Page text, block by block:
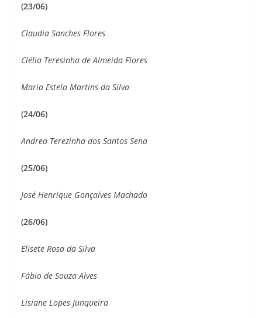
(23/06)
Claudia Sanches Flores
Clélia Teresinha de Almeida Flores
Maria Estela Martins da Silva
(24/06)
Andrea Terezinha dos Santos Sena
(25/06)
José Henrique Gonçalves Machado
(26/06)
Elisete Rosa da Silva
Fábio de Souza Alves
Lisiane Lopes Junqueira